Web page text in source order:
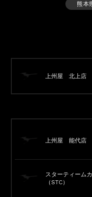
熊本
上州屋 北上店
上州屋 能代店
スターティーム
（STC）